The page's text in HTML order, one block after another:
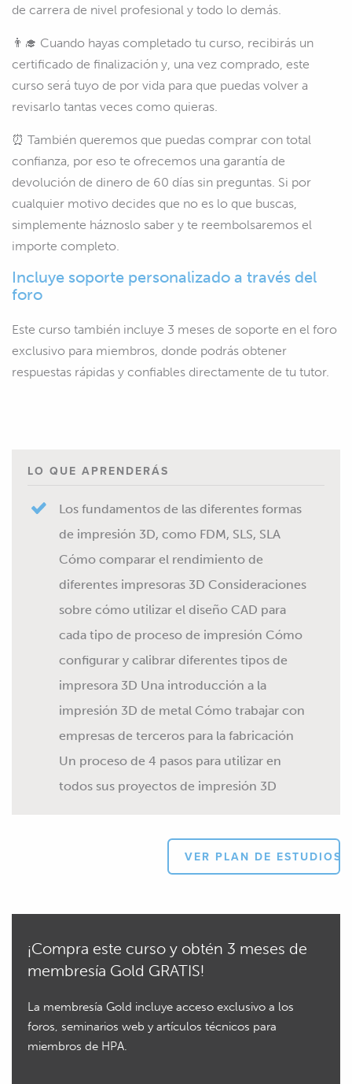
de carrera de nivel profesional y todo lo demás.
👨‍🎓 Cuando hayas completado tu curso, recibirás un
certificado de finalización y, una vez comprado, este
curso será tuyo de por vida para que puedas volver a
revisarlo tantas veces como quieras.
⏰ También queremos que puedas comprar con total
confianza, por eso te ofrecemos una garantía de
devolución de dinero de 60 días sin preguntas. Si por
cualquier motivo decides que no es lo que buscas,
simplemente háznoslo saber y te reembolsaremos el
importe completo.
Incluye soporte personalizado a través del
foro
Este curso también incluye 3 meses de soporte en el foro
exclusivo para miembros, donde podrás obtener
respuestas rápidas y confiables directamente de tu tutor.
LO QUE APRENDERÁS
Los fundamentos de las diferentes formas
de impresión 3D, como FDM, SLS, SLA
Cómo comparar el rendimiento de
diferentes impresoras 3D Consideraciones
sobre cómo utilizar el diseño CAD para
cada tipo de proceso de impresión Cómo
configurar y calibrar diferentes tipos de
impresora 3D Una introducción a la
impresión 3D de metal Cómo trabajar con
empresas de terceros para la fabricación
Un proceso de 4 pasos para utilizar en
todos sus proyectos de impresión 3D
VER PLAN DE ESTUDIOS
¡Compra este curso y obtén 3 meses de
membresía Gold GRATIS!
La membresía Gold incluye acceso exclusivo a los
foros, seminarios web y artículos técnicos para
miembros de HPA.